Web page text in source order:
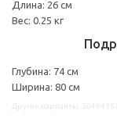
Длина: 26 см
Вес: 0.25 кг
Глубина: 74 см
Ширина: 80 см